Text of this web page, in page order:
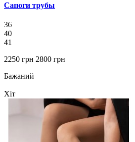
Сапоги трубы
36
40
41
2250 грн 2800 грн
Бажаний
Хіт